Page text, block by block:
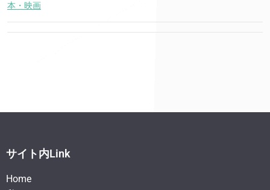
本・映画
サイト内Link
Home